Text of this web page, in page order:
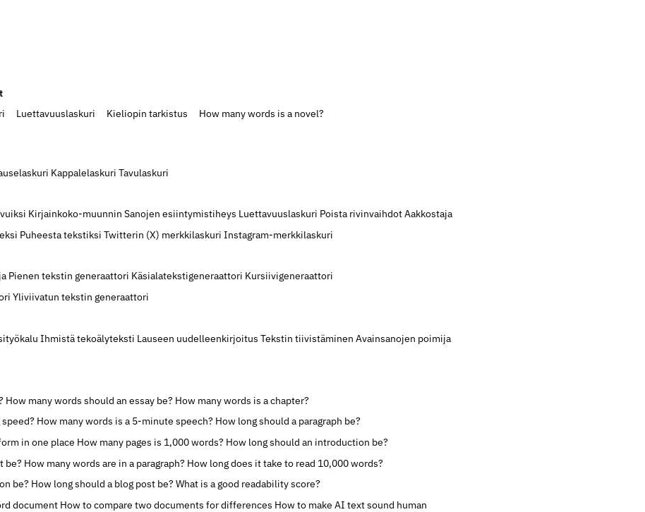
Luettavuuslaskuri Kieliopin tarkistus How many words is a novel?
Kappalelaskuri Tavulaskuri
Kirjainkoko-muunnin Sanojen esiintymistiheys Luettavuuslaskuri Poista rivinvaihdotAakkostaja
Puheesta tekstiksi Twitterin (X) merkkilaskuri Instagram-merkkilaskuri
Pienen tekstin generaattori Käsialatekstigeneraattori Kursiivigeneraattori
Yliviivatun tekstin generaattori
Ihmistä tekoälyteksti Lauseen uudelleenkirjoitus Tekstin tiivistäminen Avainsanojen poimija
How many words should an essay be? How many words is a chapter?
speed? How many words is a 5-minute speech? How long should a paragraph be?
in one place How many pages is 1,000 words? How long should an introduction be?
be? How many words are in a paragraph? How long does it take to read 10,000 words?
be? How long should a blog post be?What is a good readability score?
document How to compare two documents for differences How to make AI text sound human